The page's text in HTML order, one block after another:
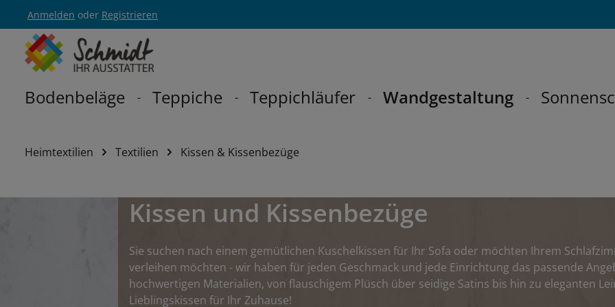
Hauptnavigation springen
Anmelden oder Registrieren
Bodenbeläge Teppiche Teppichläufer Wandgestaltung
Heimtextilien Textilien Kissen & Kissenbezüge
Kissen und Kissenbezüge
Sie suchen nach einem gemütlichen Kuschelkissen für Ihr Sofa oder möchten Ihrem
verleihen möchten - wir haben für jeden Geschmack und jede Einrichtung das passende
hochwertigen Materialien, von flauschigem Plüsch über seidige Satins bis hin zu eleganten
Lieblingskissen für Ihr Zuhause!